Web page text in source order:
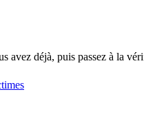
avez déjà, puis passez à la